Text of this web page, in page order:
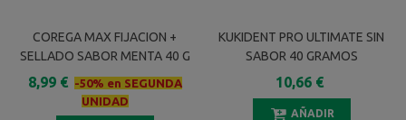
COREGA MAX FIJACION +
SELLADO SABOR MENTA 40 G
8,99 €
-50% en SEGUNDA
UNIDAD
KUKIDENT PRO ULTIMATE SIN
SABOR 40 GRAMOS
10,66 €
AÑADIR